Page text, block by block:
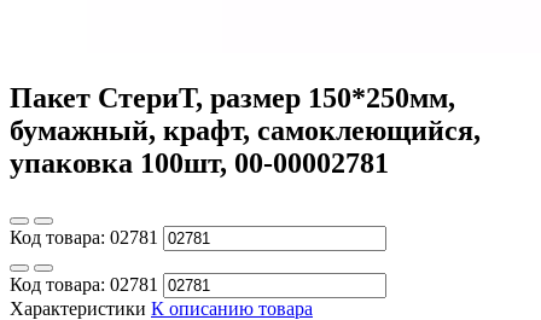
Пакет СтериТ, размер 150*250мм,
бумажный, крафт, самоклеющийся,
упаковка 100шт, 00-00002781
Код товара: 02781
Код товара: 02781
Характеристики К описанию товара